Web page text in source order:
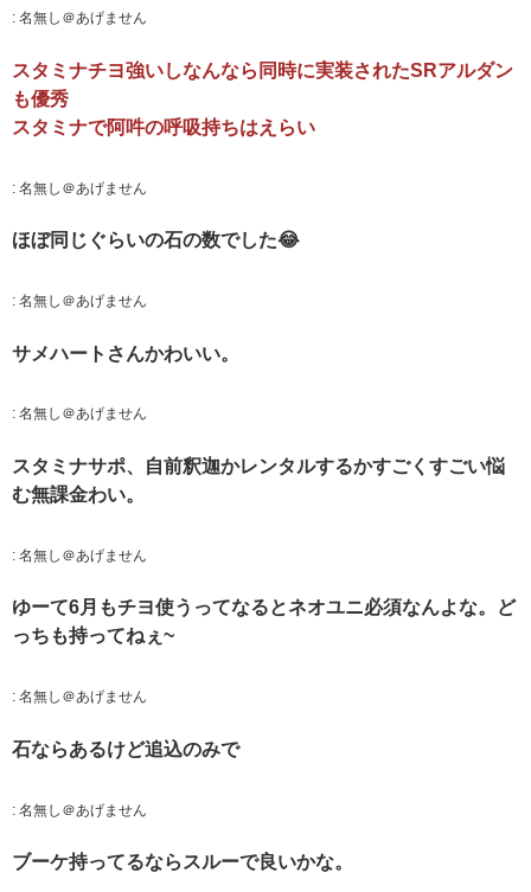
: 名無し＠あげません
スタミナチヨ強いしなんなら同時に実装されたSRアルダン
も優秀
スタミナで阿吽の呼吸持ちはえらい
: 名無し＠あげません
ほぼ同じぐらいの石の数でした😂
: 名無し＠あげません
サメハートさんかわいい。
: 名無し＠あげません
スタミナサポ、自前釈迦かレンタルするかすごくすごい悩
む無課金わい。
: 名無し＠あげません
ゆーて6月もチヨ使うってなるとネオユニ必須なんよな。ど
っちも持ってねぇ~
: 名無し＠あげません
石ならあるけど追込のみで
: 名無し＠あげません
ブーケ持ってるならスルーで良いかな。